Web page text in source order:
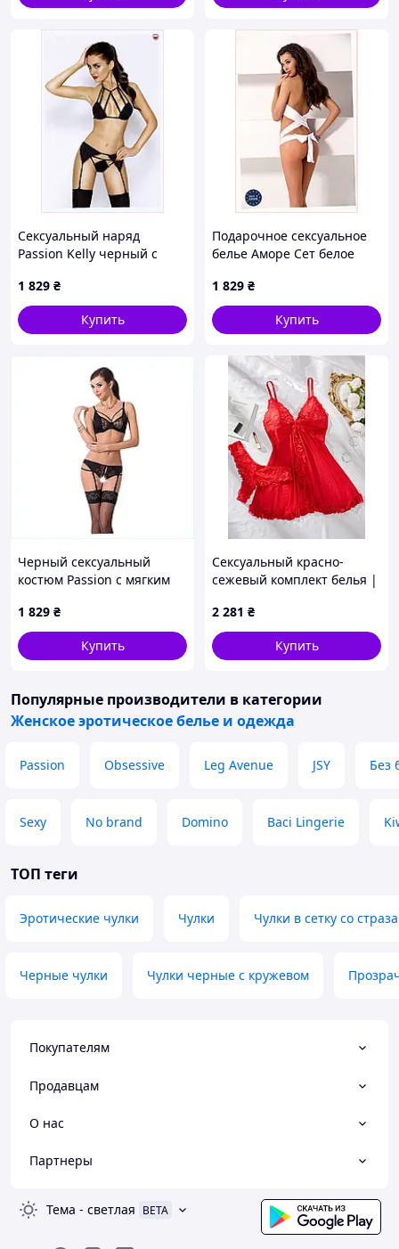
Сексуальный наряд
Passion Kelly черный с
9E5692KT0
1 829 ₴
Купить
Подарочное сексуальное
белье Аморе Сет белое
1 829 ₴
Купить
Черный сексуальный
костюм Passion с мягким
1 829 ₴
Купить
Сексуальный красно-
сежевый комплект белья |
контрастными
кружевными деталями,
средняя поддержка, тип
2 281 ₴
Купить
Популярные производители в категории
Женское эротическое белье и одежда
Passion Obsessive Leg Avenue JSY Без
Sexy No brand Domino Baci Lingerie
ТОП теги
Эротические чулки Чулки Чулки в сетку со
Черные чулки Чулки черные с кружевом
Покупателям
Продавцам
О нас
Партнеры
Тема - светлая BETA